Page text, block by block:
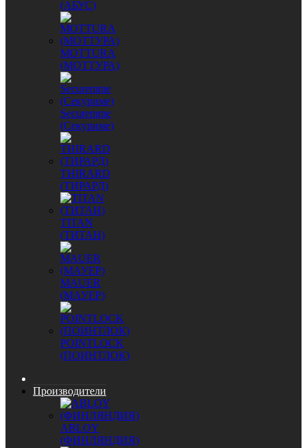
(АБУС)
MОTTURA
(МОТТУРА)
Securemme
(Секуриме)
THIRARD
(ТИРАРД)
TITAN
(ТИТАН)
MAUER
(МАУЕР)
POINTLOCK
(ПОИНТЛОК)
Производители
ABLOY
(ФИНЛЯНДИЯ)